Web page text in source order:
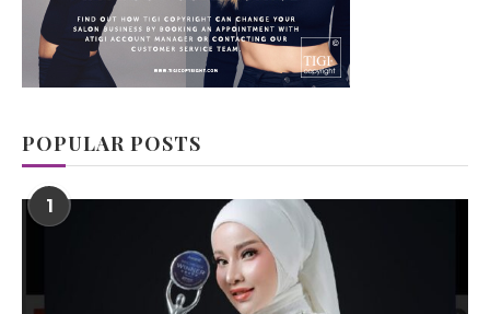
POPULAR POSTS
1